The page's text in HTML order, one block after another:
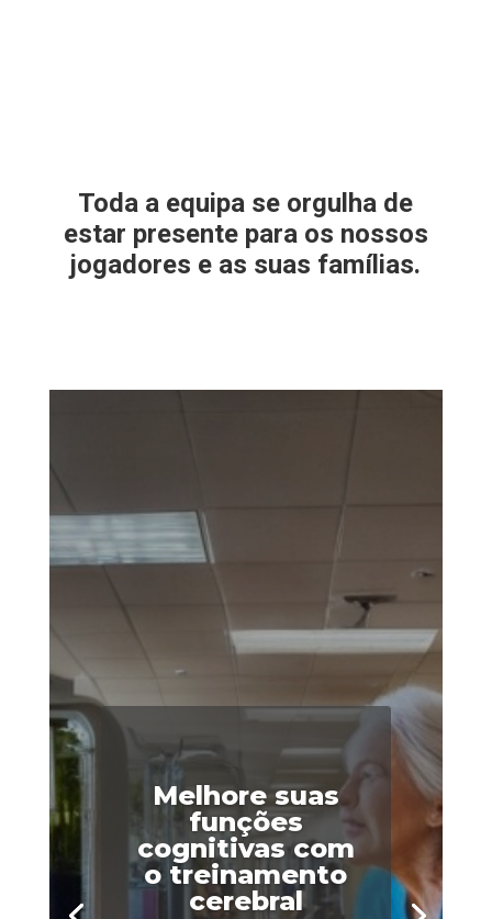
Toda a equipa se orgulha de
estar presente para os nossos
jogadores e as suas famílias.
Melhore suas
funções
cognitivas com
o treinamento
cerebral